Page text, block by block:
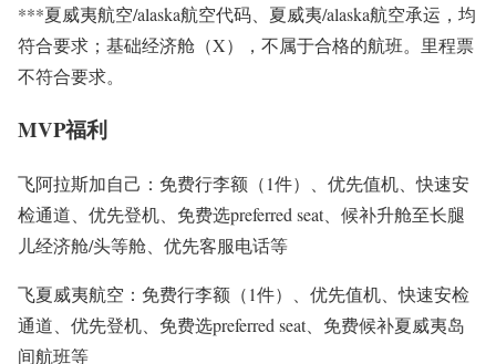
***夏威夷航空/alaska航空代码、夏威夷/alaska航空承运，均
符合要求； 基础经济舱（X），不属于合格的航班。里程票
不符合要求。
MVP福利
飞阿拉斯加自己：免费行李额（1件）、优先值机、快速安
检通道、优先登机、免费选preferred seat、候补升舱至长腿
儿经济舱/头等舱、优先客服电话等
飞夏威夷航空： 免费行李额（1件）、优先值机、快速安检
通道、优先登机、免费选preferred seat、免费候补夏威夷岛
间航班等